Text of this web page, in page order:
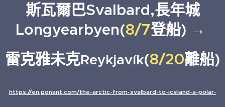
斯瓦爾巴Svalbard,長年城
Longyearbyen(8/7登船) →
雷克雅未克Reykjavík(8/20離船)
https://en.ponant.com/the-arctic-from-svalbard-to-iceland-a-polar-